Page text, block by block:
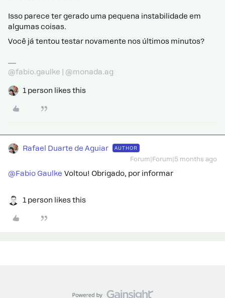
Isso parece ter gerado uma pequena instabilidade em
algumas coisas.
Você já tentou testar novamente nos últimos minutos?
@fabio.gaulke | @monada.ag
1 person likes this
Rafael Duarte de Aguiar AUTHOR
Forum|Forum|5 months ago
@Fabio Gaulke Voltou! Obrigado, por informar
1 person likes this